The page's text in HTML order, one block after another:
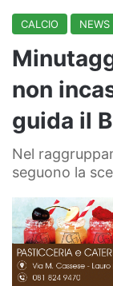
CALCIO NEWS
non
guida il
Nel
seguono la